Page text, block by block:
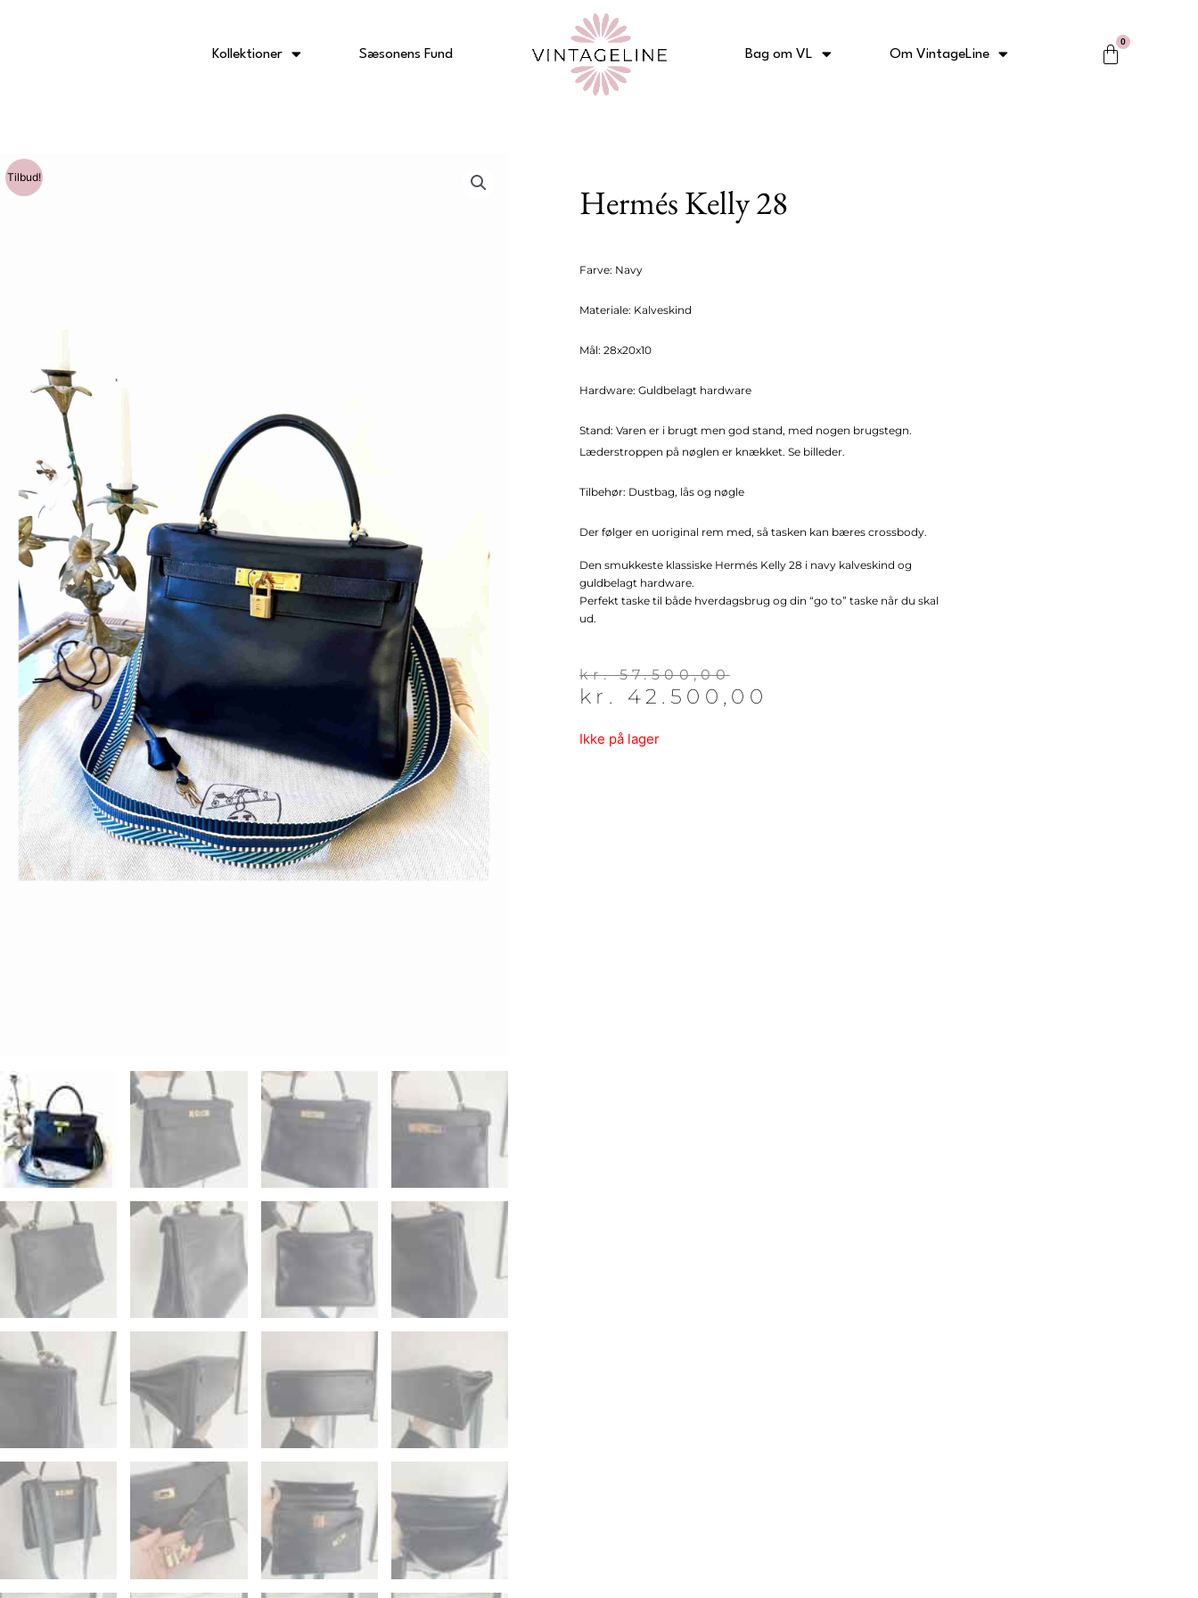
Kollektioner Sæsonens Fund Bag om VL Om VintageLine
0
Kurv
Tilbud!
Hermés Kelly 28
Farve: Navy
Materiale: Kalveskind
Mål: 28x20x10
Hardware: Guldbelagt hardware
Stand: Varen er i brugt men god stand, med nogen brugstegn.
Læderstroppen på nøglen er knækket. Se billeder.
Tilbehør: Dustbag, lås og nøgle
Der følger en uoriginal rem med, så tasken kan bæres crossbody.
Den smukkeste klassiske Hermés Kelly 28 i navy kalveskind og
guldbelagt hardware.
Perfekt taske til både hverdagsbrug og din “go to” taske når du skal
ud.
kr.57.500,00
Den
oprindelige
var:
kr. 42.500,00
Den
aktuelle
er:
Ikke på lager